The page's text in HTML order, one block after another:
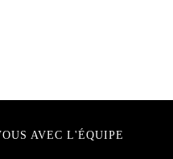
AVEC L'ÉQUIPE